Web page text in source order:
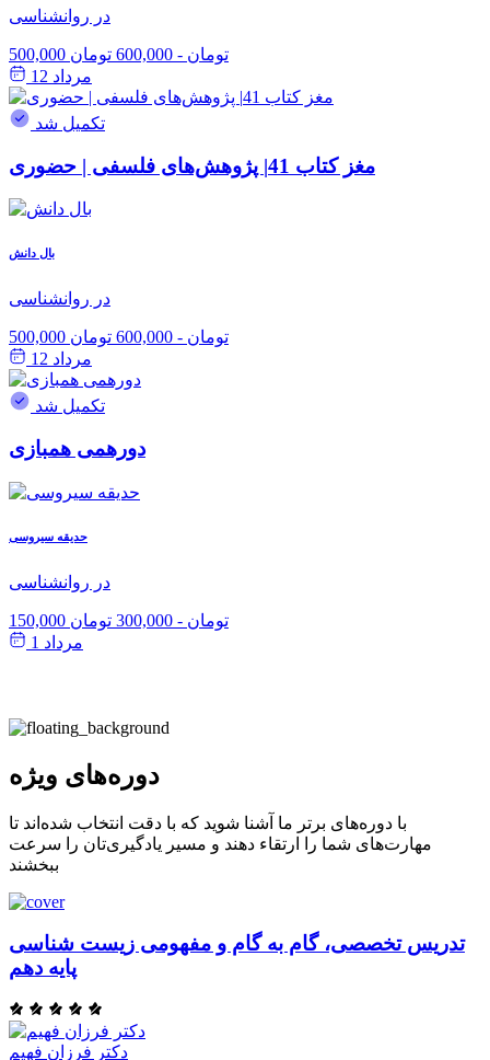
در روانشناسی
500,000 تومان - 600,000 تومان
مرداد 12
تکمیل شد
مغز کتاب 41| پژوهش‌های فلسفی | حضوری
بال دانش
در روانشناسی
500,000 تومان - 600,000 تومان
مرداد 12
تکمیل شد
دورهمی همبازی
حدیقه سیروسی
در روانشناسی
150,000 تومان - 300,000 تومان
مرداد 1
دوره‌های ویژه
با دوره‌های برتر ما آشنا شوید که با دقت انتخاب شده‌اند تا
مهارت‌های شما را ارتقاء دهند و مسیر یادگیری‌تان را سرعت
ببخشند
تدریس تخصصی، گام به گام و مفهومی زیست شناسی
پایه دهم
دکتر فرزان فهیم